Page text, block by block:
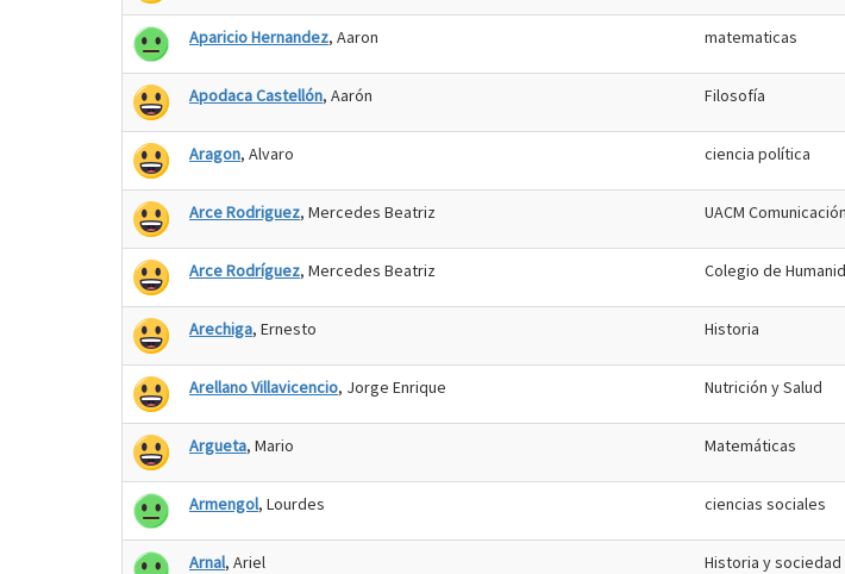
Aparicio Hernandez, Aaron matematicas
Apodaca Castellón, Aarón Filosofía
Aragon, Alvaro ciencia política
Arce Rodriguez, Mercedes Beatriz UACM
Arce Rodríguez, Mercedes Beatriz Colegio de
Arechiga, Ernesto Historia
Arellano Villavicencio, Jorge Enrique Nutrición y Salud
Argueta, Mario Matemáticas
Armengol, Lourdes ciencias sociales
Arnal, Ariel Historia y